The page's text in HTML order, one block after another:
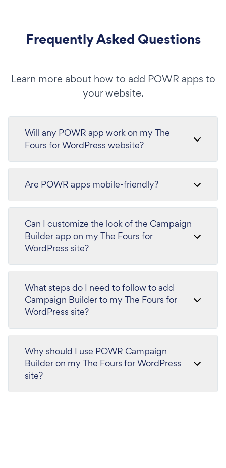
Frequently Asked Questions
Learn more about how to add POWR apps to
your website.
Will any POWR app work on my The
Fours for WordPress website?
Are POWR apps mobile-friendly?
Can I customize the look of the Campaign
Builder app on my The Fours for
WordPress site?
What steps do I need to follow to add
Campaign Builder to my The Fours for
WordPress site?
Why should I use POWR Campaign
Builder on my The Fours for WordPress
site?